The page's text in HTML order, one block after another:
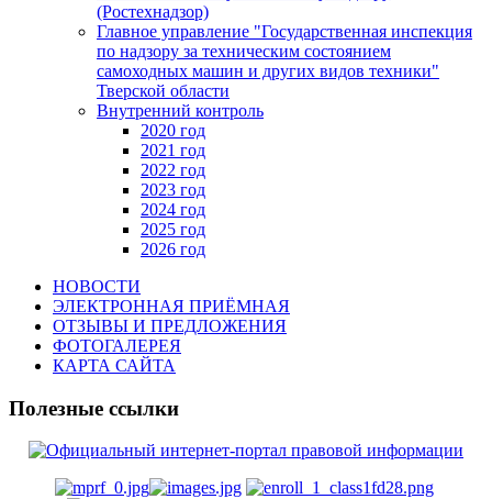
(Ростехнадзор)
Главное управление "Государственная инспекция
по надзору за техническим состоянием
самоходных машин и других видов техники"
Тверской области
Внутренний контроль
2020 год
2021 год
2022 год
2023 год
2024 год
2025 год
2026 год
НОВОСТИ
ЭЛЕКТРОННАЯ ПРИЁМНАЯ
ОТЗЫВЫ И ПРЕДЛОЖЕНИЯ
ФОТОГАЛЕРЕЯ
КАРТА САЙТА
Полезные ссылки